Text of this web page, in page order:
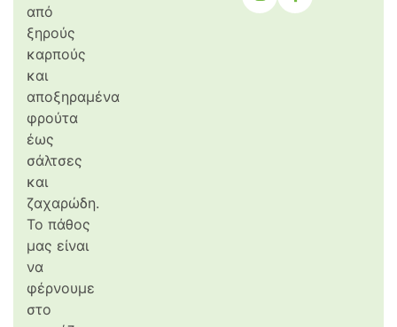
από
ξηρούς
καρπούς
και
αποξηραμένα
φρούτα
έως
σάλτσες
και
ζαχαρώδη.
Το πάθος
μας είναι
να
φέρνουμε
στο